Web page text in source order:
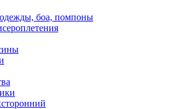
боа, помпоны